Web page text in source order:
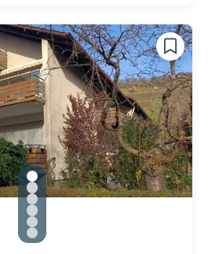
gallery.slide_selector
Zu Slide 1 wechseln
Zu Slide 2 wechseln
Zu Slide 3 wechseln
Zu Slide 4 wechseln
Zu Slide 5 wechseln
Zu Slide 6 wechseln